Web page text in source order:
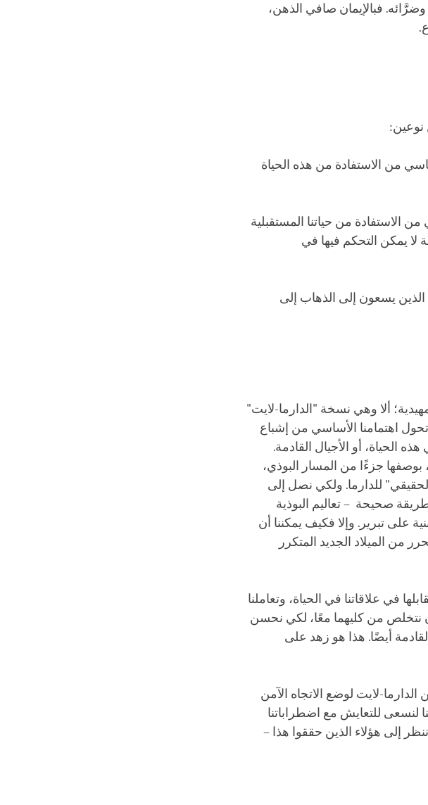
فبالإيمان صافي الذهن،
نوعين:
من الاستفادة من هذه الحياة
الاستفادة من حياتنا المستقبلية
لا يمكن التحكم فيها في
يسعون إلى الذهاب إلى
ألا وهي نسخة "الدارما-لايت"
اهتمامنا الأساسي من إشباع
الحياة، أو الأجيال القادمة.
جزءًا من المسار البوذي،
للدارما. ولكي نصل إلى
صحيحة – تعاليم البوذية
على تبرير. وإلا فكيف يمكننا أن
من الميلاد الجديد المتكرر
في علاقاتنا في الحياة، وتعاملنا
نتخلص من كليهما معًا، لكي نحسن
أيضًا. هذا هو زهد على
لايت لوضع الاتجاه الآمن
لنسعى للتعايش مع اضطراباتنا
إلى هؤلاء الذين حققوا هذا –